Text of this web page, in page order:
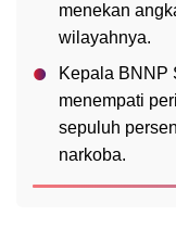
menekan
wilayahnya.
Kepala BNNP
menempati
sepuluh
narkoba.